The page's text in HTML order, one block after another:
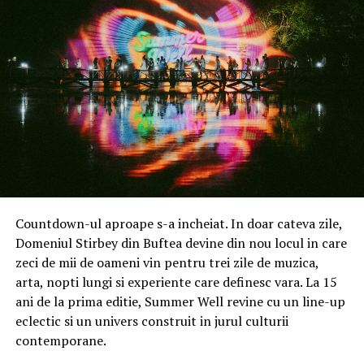
responsabil, în acord cu ceea ce consumatorii de astăzi
așteaptă de la compania lor de energie, punând accent pe
libertatea de a ne crea propriile reguli și de a ne exprima
personalitatea”,puncteazăRoxana Țâmpău,
Managing Director DDB România, agenție care
semnează campania de rebranding.
În doar patru luni, echipa noastră și partenerii creativi
au transformat o idee îndrăzneață în realitate, prin
lansarea campaniei ‘Energie pentru orice’. Acest efort
asiduă a colegilor noștri, consolidându-ne promisiunea
de a fi alături de clienții noștri într-un mod autentic.
Acest rebranding nu este doar o schimbare de imagine, ci
o reflexie a dorinței noastre de a le da clienților energia
și susținerea de a-și trăi viața așa cum le este mai bine,
marcând un pas important spre viitorul pe care îl
construim împreună
Countdown-ul aproape s-a incheiat. In doar cateva zile,
Domeniul Stirbey din Buftea devine din nou locul in care
zeci de mii de oameni vin pentru trei zile de muzica,
arta, nopti lungi si experiente care definesc vara. La 15
ani de la prima editie, Summer Well revine cu un line-up
eclectic si un univers construit in jurul culturii
contemporane.